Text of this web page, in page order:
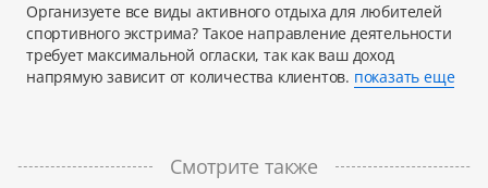
Организуете все виды активного отдыха для любителей
спортивного экстрима? Такое направление деятельности
требует максимальной огласки, так как ваш доход
напрямую зависит от количества клиентов. показать еще
Смотрите также